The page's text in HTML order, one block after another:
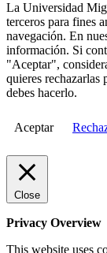
La Universidad
terceros para fines
navegación. En
información. Si
"Aceptar",
quieres rechazarlas
debes hacerlo.
Aceptar
Close
Privacy Overview
This website uses